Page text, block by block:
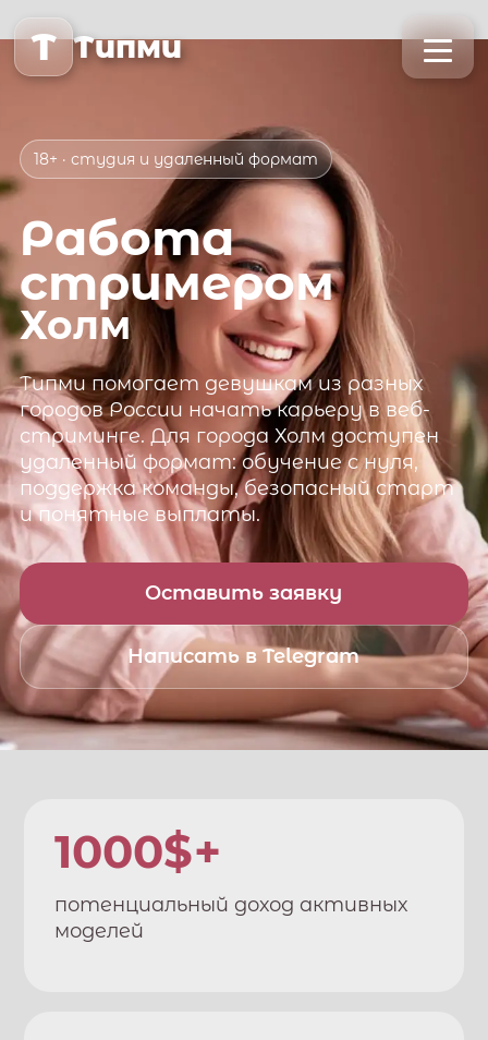
T Типми
18+ · студия и удаленный формат
Работа
стримером
Холм
Типмипомогает девушкам из разных
городов России начать карьеру в веб-
стриминге. Для города Холм доступен
удаленный формат: обучение с нуля,
поддержка команды, безопасный старт
и понятные выплаты.
Оставить заявку
Написать в Telegram
1000$+
потенциальный доход активных
моделей